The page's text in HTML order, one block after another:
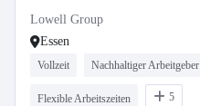
Lowell Group
Essen
Vollzeit Nachhaltiger Arbeitgeber
Flexible Arbeitszeiten 5